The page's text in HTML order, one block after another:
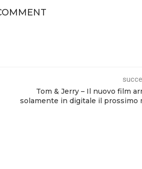
Tom & Jerry – Il nuovo film
solamente in digitale il prossimo